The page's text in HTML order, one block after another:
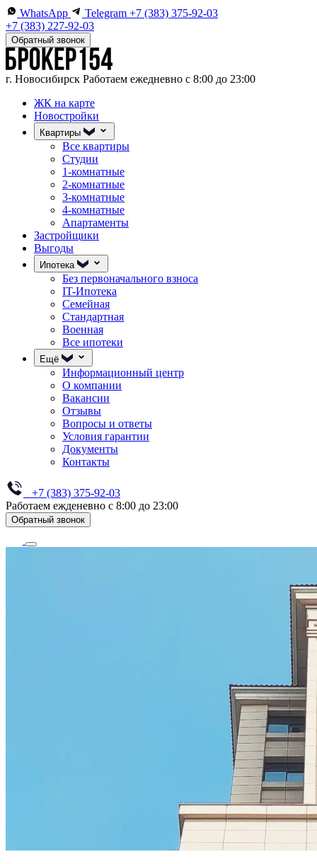
WhatsApp Telegram +7 (383) 375-92-03
+7 (383) 227-92-03
Обратный звонок
г. Новосибирск Работаем ежедневно с 8:00 до 23:00
ЖК на карте
Новостройки
Квартиры
Все квартиры
Студии
1-комнатные
2-комнатные
3-комнатные
4-комнатные
Апартаменты
Застройщики
Выгоды
Ипотека
Без первоначального взноса
IT-Ипотека
Семейная
Стандартная
Военная
Все ипотеки
Ещё
Информационный центр
О компании
Вакансии
Отзывы
Вопросы и ответы
Условия гарантии
Документы
Контакты
+7 (383) 375-92-03
Работаем ежденевно с 8:00 до 23:00
Обратный звонок